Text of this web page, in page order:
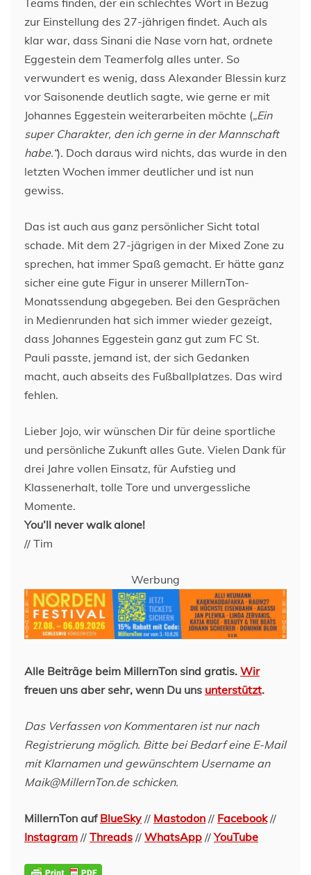
zur Einstellung des 27-jährigen findet. Auch als
klar war, dass Sinani die Nase vorn hat, ordnete
Eggestein dem Teamerfolg alles unter. So
verwundert es wenig, dass Alexander Blessin kurz
vor Saisonende deutlich sagte, wie gerne er mit
Johannes Eggestein weiterarbeiten möchte („Ein
super Charakter, den ich gerne in der Mannschaft
habe.“). Doch daraus wird nichts, das wurde in den
letzten Wochen immer deutlicher und ist nun
gewiss.
Das ist auch aus ganz persönlicher Sicht total
schade. Mit dem 27-jägrigen in der Mixed Zone zu
sprechen, hat immer Spaß gemacht. Er hätte ganz
sicher eine gute Figur in unserer MillernTon-
Monatssendung abgegeben. Bei den Gesprächen
in Medienrunden hat sich immer wieder gezeigt,
dass Johannes Eggestein ganz gut zum FC St.
Pauli passte, jemand ist, der sich Gedanken
macht, auch abseits des Fußballplatzes. Das wird
fehlen.
Lieber Jojo, wir wünschen Dir für deine sportliche
und persönliche Zukunft alles Gute. Vielen Dank für
drei Jahre vollen Einsatz, für Aufstieg und
Klassenerhalt, tolle Tore und unvergessliche
Momente.
You’ll never walk alone!
// Tim
Werbung
Alle Beiträge beim MillernTon sind gratis. Wir
freuen uns aber sehr, wenn Du uns unterstützt.
Das Verfassen von Kommentaren ist nur nach
Registrierung möglich. Bitte bei Bedarf eine E-Mail
mit Klarnamen und gewünschtem Username an
Maik@MillernTon.de schicken.
MillernTon auf BlueSky // Mastodon // Facebook//
Instagram // Threads // WhatsApp //YouTube